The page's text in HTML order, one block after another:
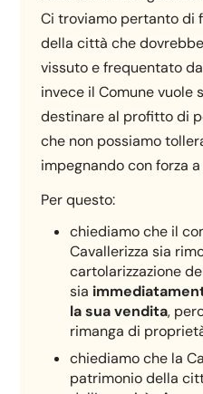
Ci troviamo pertanto di
della città che
vissuto e frequentato
invece il Comune vuole
destinare al profitto di
che non possiamo
impegnando con forza
Per questo:
chiediamo che il
Cavallerizza sia
cartolarizzazione
sia
la sua vendita,
rimanga di
chiediamo che la
patrimonio della